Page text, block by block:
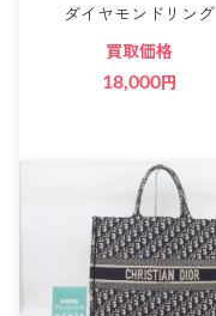
ダイヤモンドリング
買取価格
18,000円